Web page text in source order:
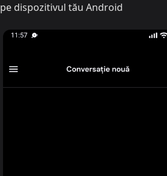
pe dispozitivul tău Android